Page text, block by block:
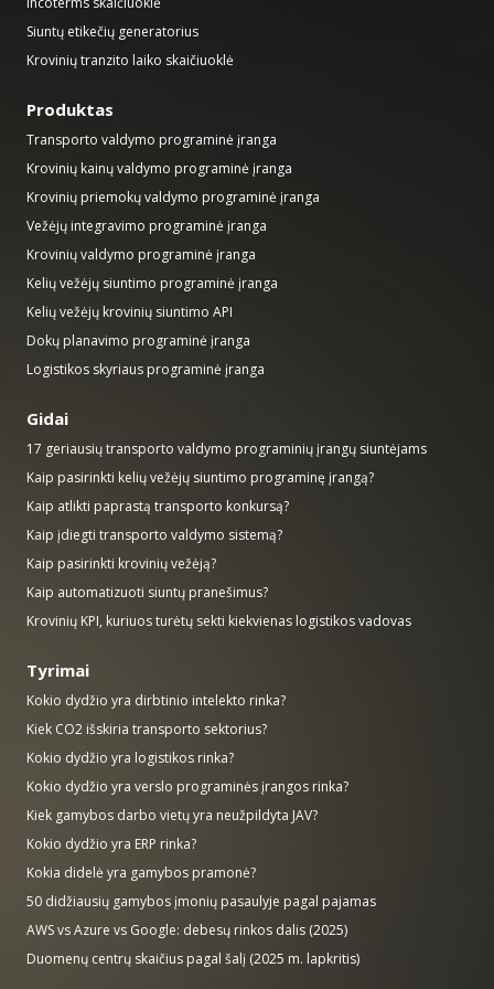
Siuntų etikečių generatorius
Krovinių tranzito laiko skaičiuoklė
Produktas
Transporto valdymo programinė įranga
Krovinių kainų valdymo programinė įranga
Krovinių priemokų valdymo programinė įranga
Vežėjų integravimo programinė įranga
Krovinių valdymo programinė įranga
Kelių vežėjų siuntimo programinė įranga
Kelių vežėjų krovinių siuntimo API
Dokų planavimo programinė įranga
Logistikos skyriaus programinė įranga
Gidai
17 geriausių transporto valdymo programinių įrangų siuntėjams
Kaip pasirinkti kelių vežėjų siuntimo programinę įrangą?
Kaip atlikti paprastą transporto konkursą?
Kaip įdiegti transporto valdymo sistemą?
Kaip pasirinkti krovinių vežėją?
Kaip automatizuoti siuntų pranešimus?
Krovinių KPI, kuriuos turėtų sekti kiekvienas logistikos vadovas
Tyrimai
Kokio dydžio yra dirbtinio intelekto rinka?
Kiek CO2 išskiria transporto sektorius?
Kokio dydžio yra logistikos rinka?
Kokio dydžio yra verslo programinės įrangos rinka?
Kiek gamybos darbo vietų yra neužpildyta JAV?
Kokio dydžio yra ERP rinka?
Kokia didelė yra gamybos pramonė?
50 didžiausių gamybos įmonių pasaulyje pagal pajamas
AWS vs Azure vs Google: debesų rinkos dalis (2025)
Duomenų centrų skaičius pagal šalį (2025 m. lapkritis)